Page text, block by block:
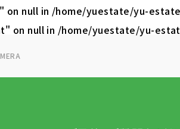
on null in /home/yuestate/yu-
on null in /home/yuestate/yu-